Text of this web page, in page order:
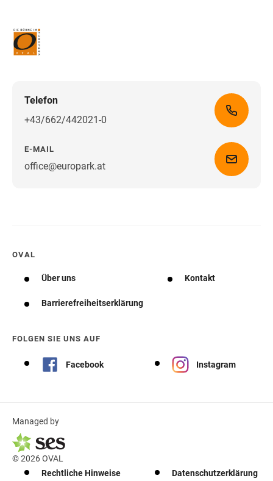
Telefon
+43/662/442021-0
E-MAIL
office@europark.atWegbeschreibung erhalten
OVAL
Über uns Kontakt
Barrierefreiheitserklärung
FOLGEN SIE UNS AUF
Facebook Instagram
Managed by
© 2026 OVAL
Rechtliche Hinweise
Datenschutzerklärung